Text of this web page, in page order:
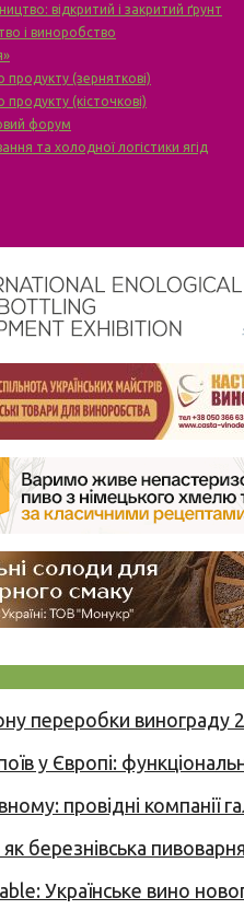
відкритий і закритий ґрунт
і виноробство
продукту (зерняткові)
(кісточкові)
форум
та холодної логістики ягід
переробки винограду
у Європі:
провідні компанії
березнівська
Українське вино